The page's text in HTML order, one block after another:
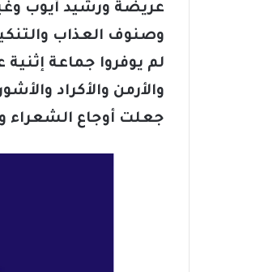
عريضة ورشيد أيوب
وصنوف العذاب
لم يوفروا جماعة
والأرمن والأكراد
جعلت أوجاع الشعراء